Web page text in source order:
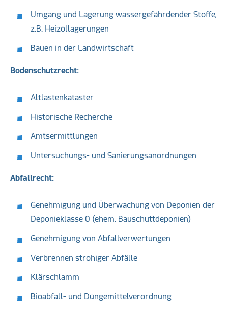
Umgang und Lagerung wassergefährdender Stoffe,
z.B. Heizöllagerungen
Bauen in der Landwirtschaft
Bodenschutzrecht:
Altlastenkataster
Historische Recherche
Amtsermittlungen
Untersuchungs- und Sanierungsanordnungen
Abfallrecht:
Genehmigung und Überwachung von Deponien der
Deponieklasse 0 (ehem. Bauschuttdeponien)
Genehmigung von Abfallverwertungen
Verbrennen strohiger Abfälle
Klärschlamm
Bioabfall- und Düngemittelverordnung